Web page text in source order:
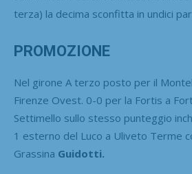
terza) la decima sconfitta in undici
PROMOZIONE
Nel girone A terzo posto per il
Firenze Ovest. 0-0 per la Fortis a
Settimello sullo stesso punteggio
1 esterno del Luco a Uliveto Terme
Grassina Guidotti.